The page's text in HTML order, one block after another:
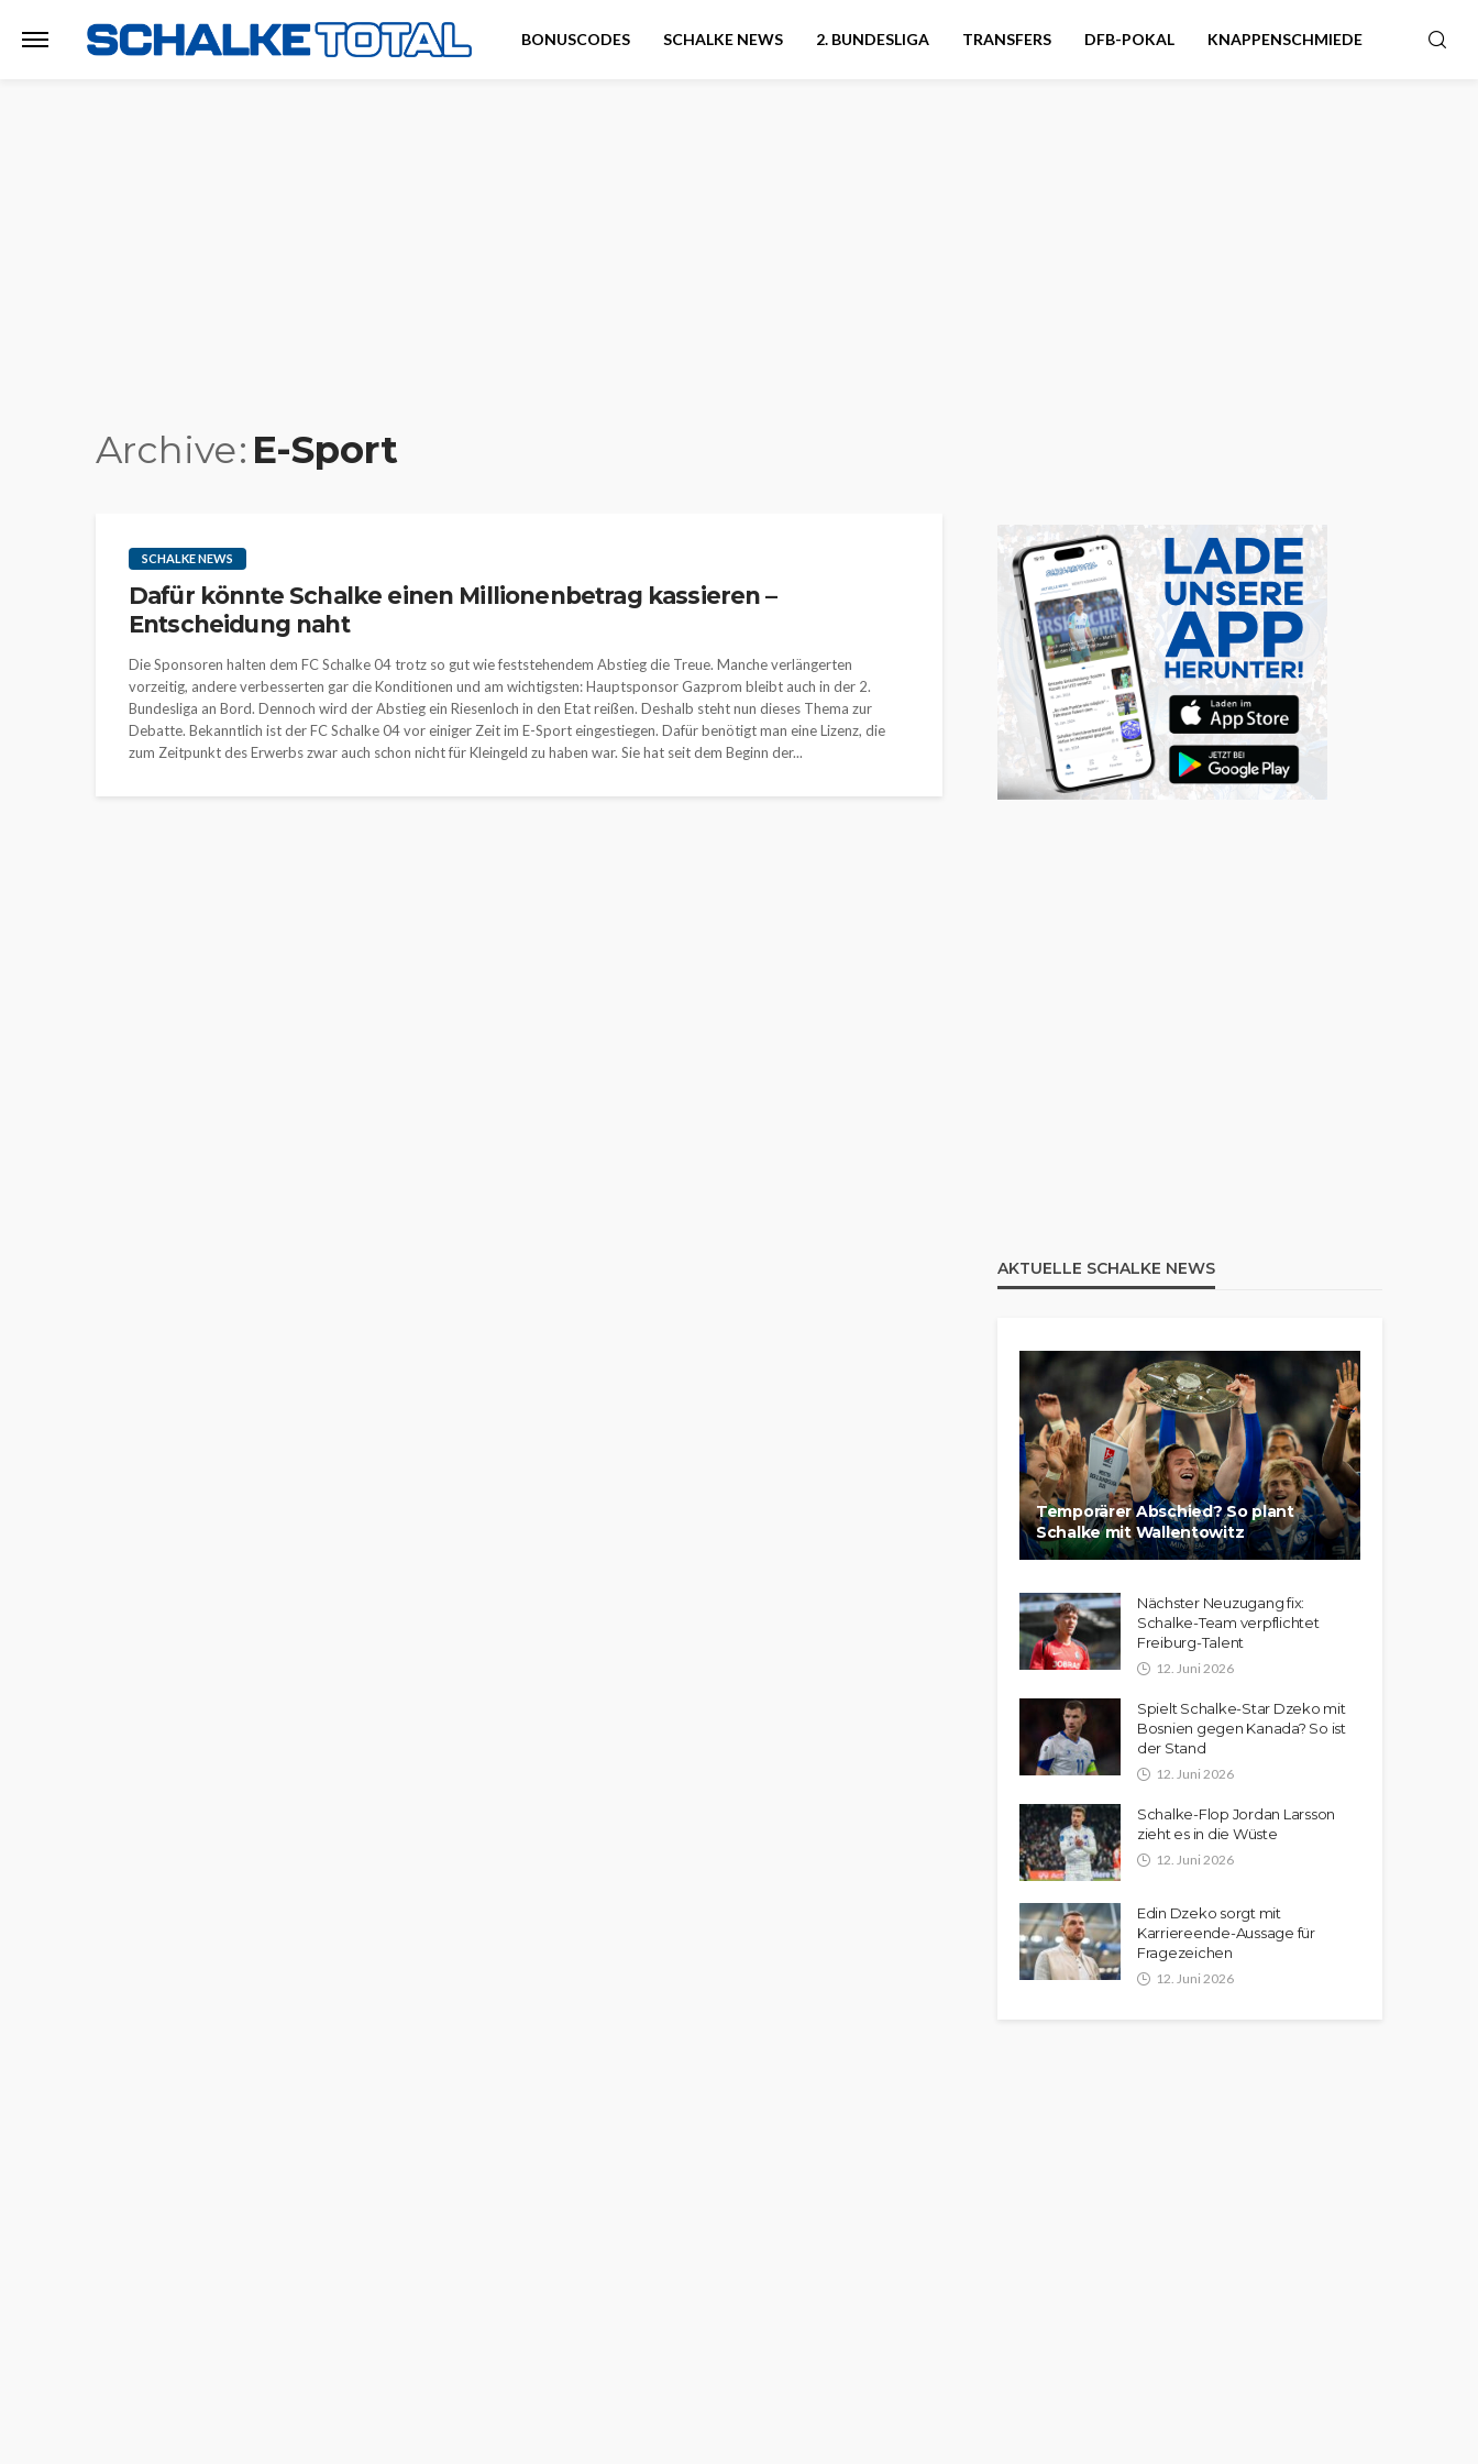
BONUSCODES SCHALKE NEWS 2. BUNDESLIGA TRANSFERS DFB-POKAL KNAPPENSCHMIEDE
Archive E-Sport
SCHALKE NEWS
Dafür könnte Schalke einen Millionenbetrag kassieren –
Entscheidung naht
Die Sponsoren halten dem FC Schalke 04 trotz so gut wie feststehendem Abstieg die Treue. Manche verlängerten
vorzeitig, andere verbesserten gar die Konditionen und am wichtigsten: Hauptsponsor Gazprom bleibt auch in der 2.
Bundesliga an Bord. Dennoch wird der Abstieg ein Riesenloch in den Etat reißen. Deshalb steht nun dieses Thema zur
Debatte. Bekanntlich ist der FC Schalke 04 vor einiger Zeit im E-Sport eingestiegen. Dafür benötigt man eine Lizenz, die
zum Zeitpunkt des Erwerbs zwar auch schon nicht für Kleingeld zu haben war. Sie hat seit dem Beginn der...
AKTUELLE SCHALKE NEWS
Temporärer Abschied? So plant
Schalke mit Wallentowitz
Nächster Neuzugang fix:
Schalke-Team verpflichtet
Freiburg-Talent
12. Juni 2026
Spielt Schalke-Star Dzeko mit
Bosnien gegen Kanada? So ist
der Stand
12. Juni 2026
Schalke-Flop Jordan Larsson
zieht es in die Wüste
12. Juni 2026
Edin Dzeko sorgt mit
Karriereende-Aussage für
Fragezeichen
12. Juni 2026